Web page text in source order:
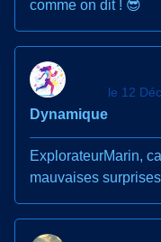
comme on dit ! 😎
Dynamique
le 12
ExplorateurMarin,
mauvaises